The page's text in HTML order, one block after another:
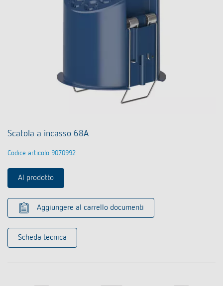
Scatola a incasso 68A
Codice articolo 9070992
Al prodotto
Aggiungere al carrello documenti
Scheda tecnica